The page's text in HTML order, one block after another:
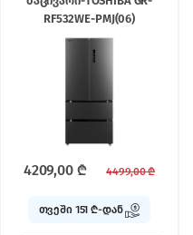
RF532WE-PMJ(06)
4209,00 ₾ 4499,00₾
თვეში 151 ₾-დან